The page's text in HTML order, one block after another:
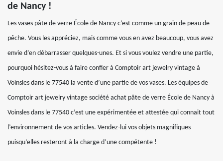
de Nancy !
Les vases pâte de verre École de Nancy c’est comme un grain de peau de
pêche. Vous les appréciez, mais comme vous en avez beaucoup, vous avez
envie d’en débarrasser quelques-unes. Et si vous voulez vendre une partie,
pourquoi hésitez-vous à faire confier à Comptoir art jewelry vintage à
Voinsles dans le 77540 la vente d’une partie de vos vases. Les équipes de
Comptoir art jewelry vintage société achat pâte de verre École de Nancy à
Voinsles dans le 77540 c’est une expérimentée et attestée qui connait tout
l’environnement de vos articles. Vendez-lui vos objets magnifiques
puisqu’elles resteront à la charge d’une compétente !